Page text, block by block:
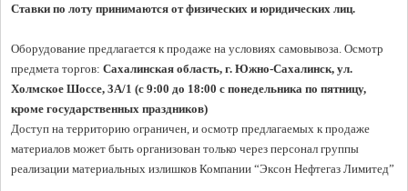
Ставки по лоту принимаются от физических и юридических лиц.
Оборудование предлагается к продаже на условиях самовывоза. Осмотр
предмета торгов: Сахалинская область, г. Южно-Сахалинск, ул.
Холмское Шоссе, 3A/1 (с 9:00 до 18:00 с понедельника по пятницу,
кроме государственных праздников)
Доступ на территорию ограничен, и осмотр предлагаемых к продаже
материалов может быть организован только через персонал группы
реализации материальных излишков Компании “Эксон Нефтегаз Лимитед”